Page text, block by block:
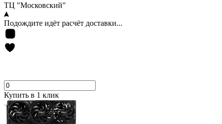
ТЦ "Московский"
Подождите идёт расчёт доставки...
Купить в 1 клик